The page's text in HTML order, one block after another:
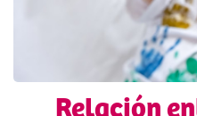
Relación